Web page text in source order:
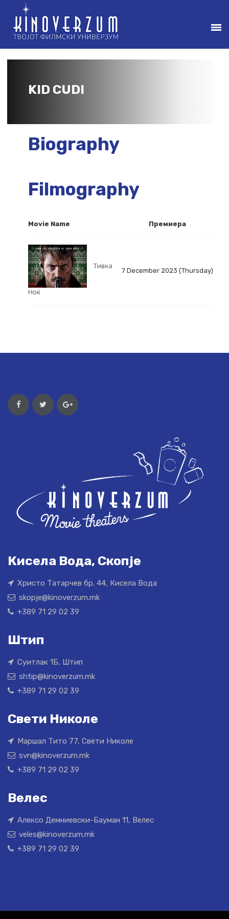
KID CUDI
Biography
Filmography
Movie Name Премиера
Тивка
Ноќ
7 December 2023 (Thursday)
Кисела Вода, Скопје
Христо Татарчев бр. 44, Кисела Вода
skopje@kinoverzum.mk
+389 71 29 02 39
Штип
Суитлак 1Б, Штип
shtip@kinoverzum.mk
+389 71 29 02 39
Свети Николе
Маршал Тито 77, Свети Николе
svn@kinoverzum.mk
+389 71 29 02 39
Велес
Алексо Демниевски-Бауман 11, Велес
veles@kinoverzum.mk
+389 71 29 02 39